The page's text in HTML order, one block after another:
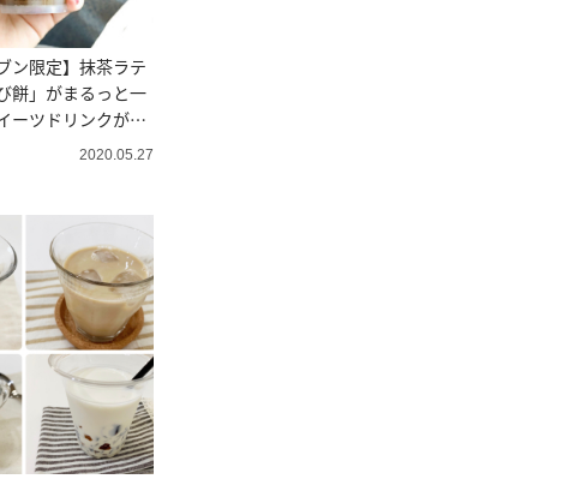
ン限定】抹茶ラテ
餅」がまるっと一
ーツドリンクがす
2020.05.27